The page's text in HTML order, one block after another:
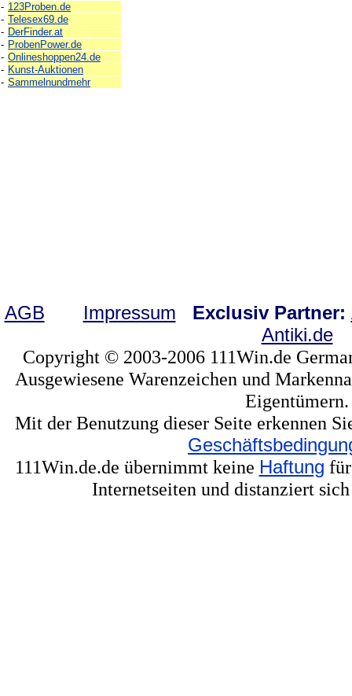
- 123Proben.de
- Telesex69.de
- DerFinder.at
- ProbenPower.de
- Onlineshoppen24.de
- Kunst-Auktionen
- Sammelnundmehr
AGB Impressum Exclusiv Partner:
Antiki.de
Copyright © 2003-2006 111Win.de
Ausgewiesene Warenzeichen und
Eigentümern.
Mit der Benutzung dieser Seite erkennen
111Win.de.de übernimmt keine Haftung
Internetseiten und distanziert